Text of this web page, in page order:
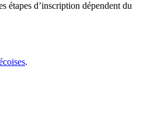
étapes d’inscription dépendent du
.